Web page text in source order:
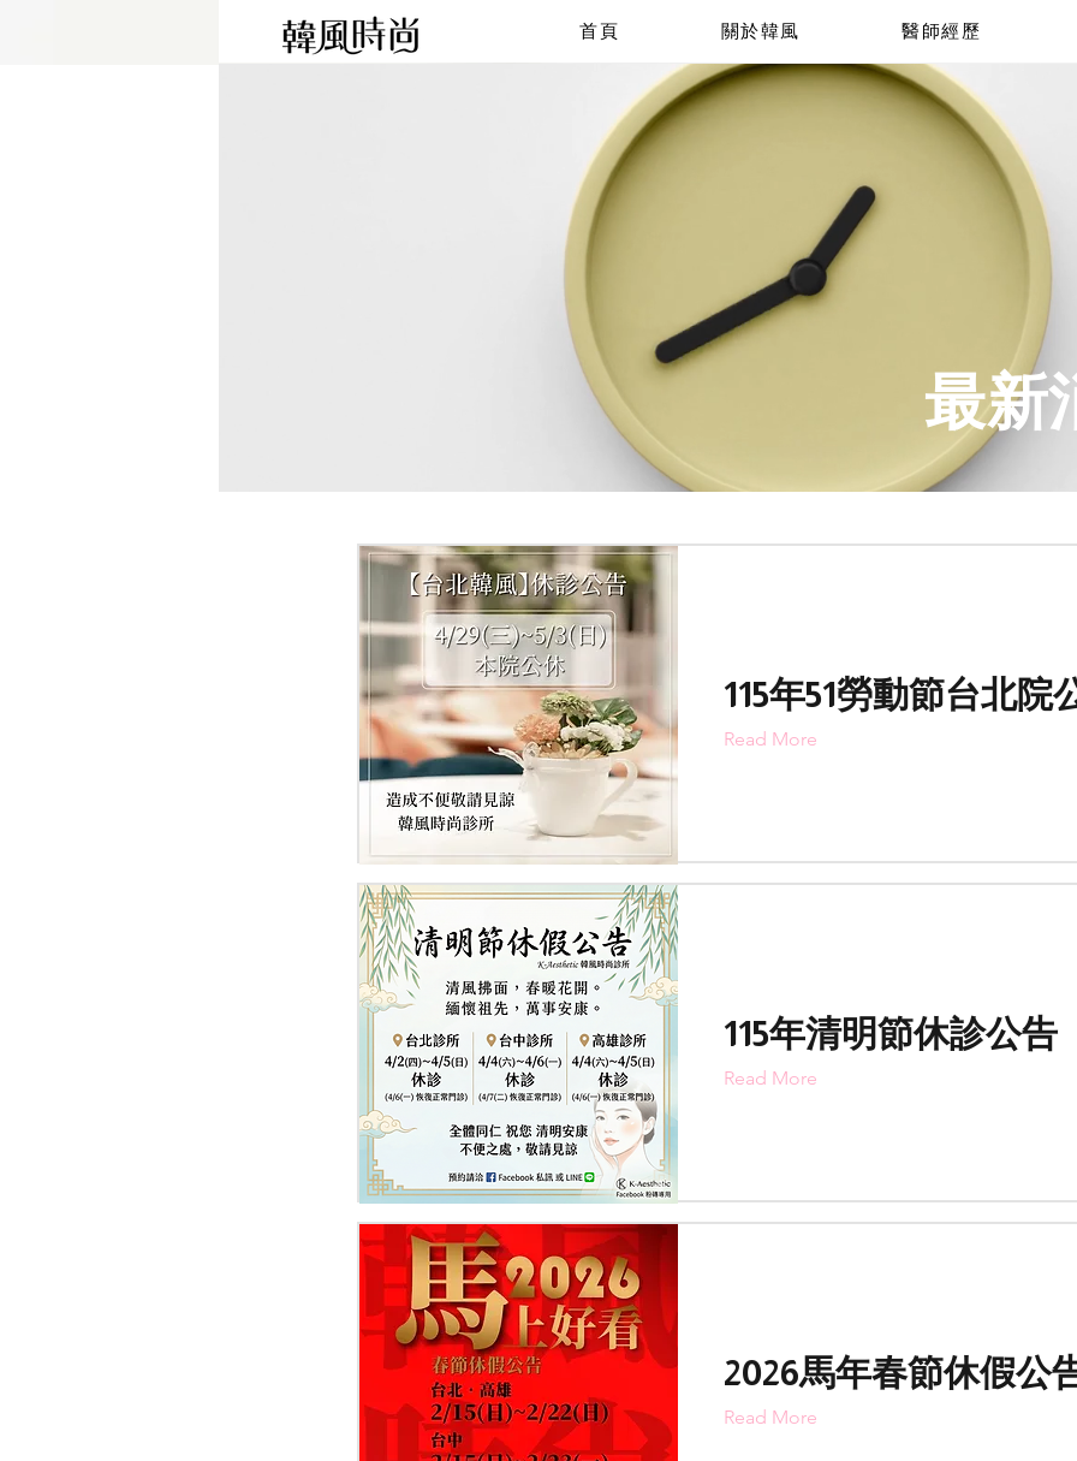
首頁 關於韓風 醫師經歷
115年51勞動節台北院
Read More
115年清明節休診公告
Read More
2026馬年春節休假公
Read More
最新